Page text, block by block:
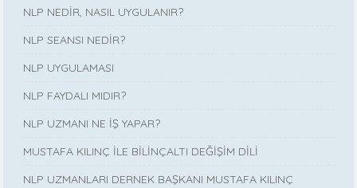
NLP NEDİR, NASIL UYGULANIR?
NLP SEANSI NEDİR?
NLP UYGULAMASI
NLP FAYDALI MIDIR?
NLP UZMANI NE İŞ YAPAR?
MUSTAFA KILINÇ İLE BİLİNÇALTI DEĞİŞİM DİLİ
NLP UZMANLARI DERNEK BAŞKANI MUSTAFA KILINÇ